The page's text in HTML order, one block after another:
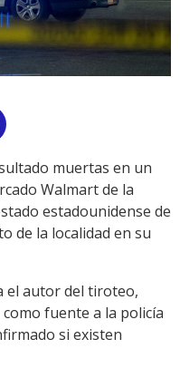
Link
muertas en un
Walmart de la
estadounidense de
de la localidad en su
el autor del tiroteo,
fuente a la policía
si existen